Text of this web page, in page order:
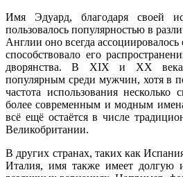
Имя Эдуард, благодаря своей
пользовалось популярностью в
Англии оно всегда ассоциировалось
способствовало его
дворянства. В XIX и XX
популярным среди мужчин, хотя в
частота использования несколько
более современным и модным
всё ещё остаётся в числе
Великобритании.
В других странах, таких как
Италия, имя также имеет долгую